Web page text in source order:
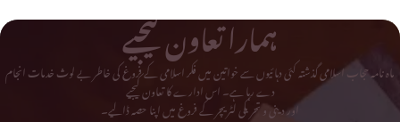
ہمارا تعاون کیجیے
ماہ نامہ حجاب اسلامی گذشتہ کئی دہائیوں سے خواتین میں فکر اسلامی کے فروغ کی خاطر بے لوث خدمات انجام
دے رہا ہے۔ اس ادارے کا تعاون کیجیے
اور دینی و تحریکی لٹریچر کے فروغ میں اپنا حصہ ڈالیے۔